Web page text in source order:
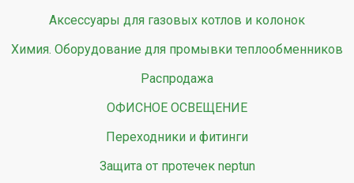
Аксессуары для газовых котлов и колонок
Химия. Оборудование для промывки теплообменников
Распродажа
ОФИСНОЕ ОСВЕЩЕНИЕ
Переходники и фитинги
Защита от протечек neptun